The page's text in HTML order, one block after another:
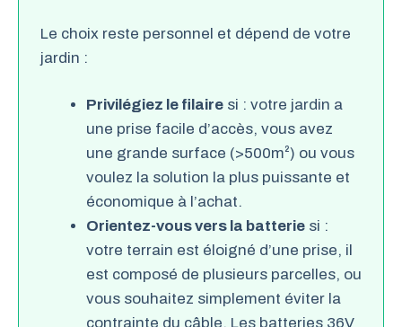
Le choix reste personnel et dépend de votre
jardin :
Privilégiez le filaire si : votre jardin a
une prise facile d’accès, vous avez
une grande surface (>500m²) ou vous
voulez la solution la plus puissante et
économique à l’achat.
Orientez-vous vers la batterie si :
votre terrain est éloigné d’une prise, il
est composé de plusieurs parcelles, ou
vous souhaitez simplement éviter la
contrainte du câble. Les batteries 36V